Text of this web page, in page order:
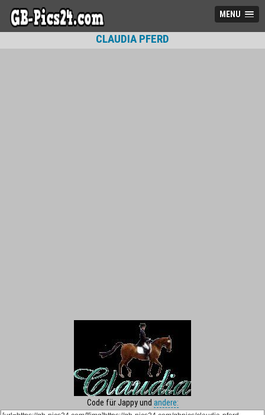
MENU
CLAUDIA PFERD
Code für Jappy und andere: